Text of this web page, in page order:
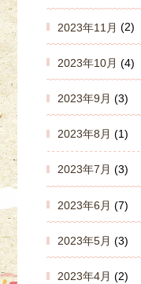
2023年11月 (2)
2023年10月 (4)
2023年9月 (3)
2023年8月 (1)
2023年7月 (3)
2023年6月 (7)
2023年5月 (3)
2023年4月 (2)